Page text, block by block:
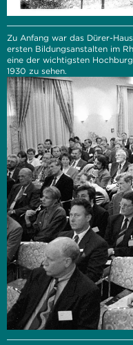
Zu Anfang war das Dürer-
ersten Bildungsanstalten im
eine der wichtigsten
1930 zu sehen.